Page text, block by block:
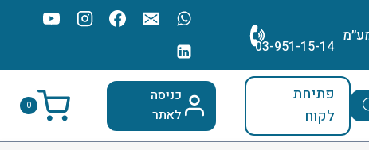
03-951-15-14
פתיחת
לקוח
כניסה
לאתר
0